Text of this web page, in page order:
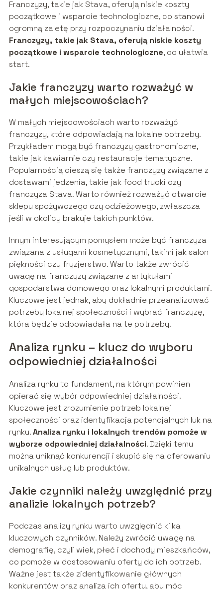
Franczyzy, takie jak Stava, oferują niskie koszty
początkowe i wsparcie technologiczne, co stanowi
ogromną zaletę przy rozpoczynaniu działalności.
Franczyzy, takie jak Stava, oferują niskie koszty
początkowe i wsparcie technologiczne, co ułatwia
start.
Jakie franczyzy warto rozważyć w
małych miejscowościach?
W małych miejscowościach warto rozważyć
franczyzy, które odpowiadają na lokalne potrzeby.
Przykładem mogą być franczyzy gastronomiczne,
takie jak kawiarnie czy restauracje tematyczne.
Popularnością cieszą się także franczyzy związane z
dostawami jedzenia, takie jak food trucki czy
franczyza Stava. Warto również rozważyć otwarcie
sklepu spożywczego czy odzieżowego, zwłaszcza
jeśli w okolicy brakuje takich punktów.
Innym interesującym pomysłem może być franczyza
związana z usługami kosmetycznymi, takimi jak salon
piękności czy fryzjerstwo. Warto także zwrócić
uwagę na franczyzy związane z artykułami
gospodarstwa domowego oraz lokalnymi produktami.
Kluczowe jest jednak, aby dokładnie przeanalizować
potrzeby lokalnej społeczności i wybrać franczyzę,
która będzie odpowiadała na te potrzeby.
Analiza rynku – klucz do wyboru
odpowiedniej działalności
Analiza rynku to fundament, na którym powinien
opierać się wybór odpowiedniej działalności.
Kluczowe jest zrozumienie potrzeb lokalnej
społeczności oraz identyfikacja potencjalnych luk na
rynku.Analiza rynku i lokalnych trendów pomoże w
wyborze odpowiedniej działalności. Dzięki temu
można uniknąć konkurencji i skupić się na oferowaniu
unikalnych usług lub produktów.
Jakie czynniki należy uwzględnić przy
analizie lokalnych potrzeb?
Podczas analizy rynku warto uwzględnić kilka
kluczowych czynników. Należy zwrócić uwagę na
demografię, czyli wiek, płeć i dochody mieszkańców,
co pomoże w dostosowaniu oferty do ich potrzeb.
Ważne jest także zidentyfikowanie głównych
konkurentów oraz analiza ich oferty, aby móc